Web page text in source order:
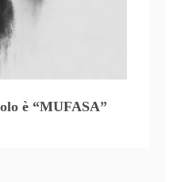
è “MUFASA”